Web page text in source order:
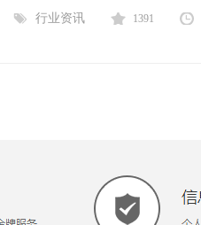
行业资讯 1391